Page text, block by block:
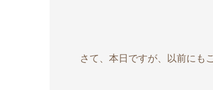
さて、本日ですが、以前にも